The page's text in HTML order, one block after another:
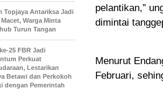
pelantikan,”
dimintai
Menurut
Februari,
Topjaya Antariksa Jadi
Warga Minta
Turun Tangan
25 FBR Jadi
Perkuat
Lestarikan
Betawi dan Perkokoh
dengan Pemerintah